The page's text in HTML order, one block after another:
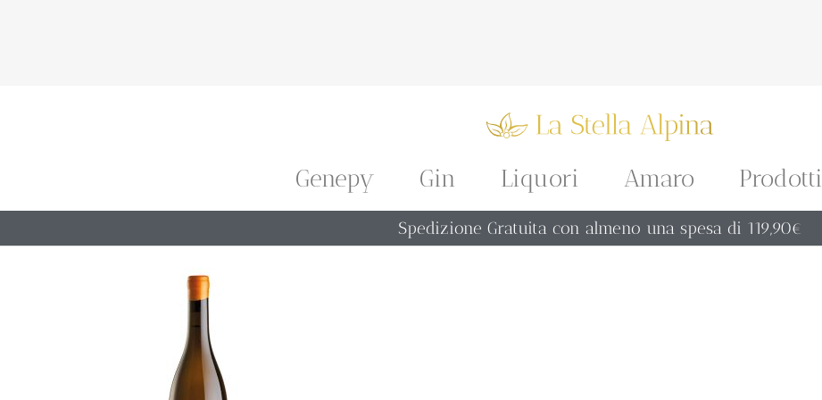
Genepy Gin Liquori Amaro Prodotti
Spedizione Gratuita con almeno una spesa di 119,90€